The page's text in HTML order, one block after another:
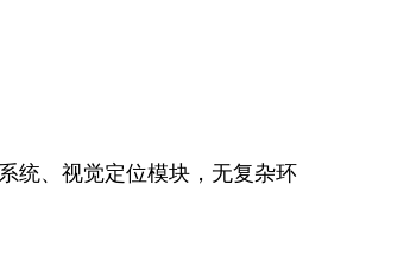
统、视觉定位模块，无复杂环